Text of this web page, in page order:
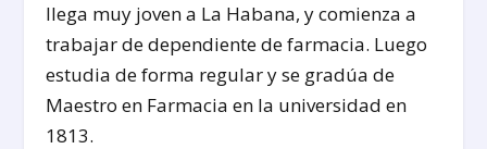
llega muy joven a La Habana, y comienza a
trabajar de dependiente de farmacia. Luego
estudia de forma regular y se gradúa de
Maestro en Farmacia en la universidad en
1813.